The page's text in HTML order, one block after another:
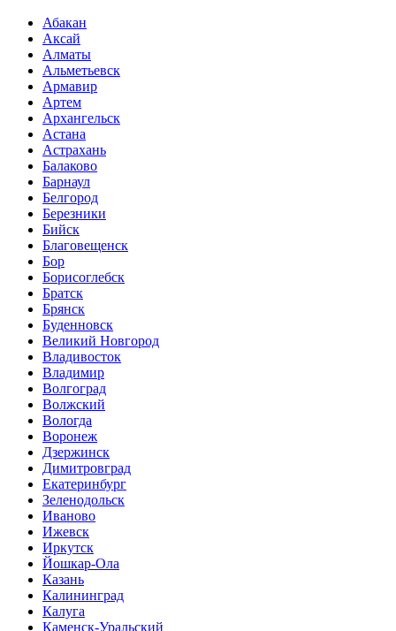
Абакан
Аксай
Алматы
Альметьевск
Армавир
Артем
Архангельск
Астана
Астрахань
Балаково
Барнаул
Белгород
Березники
Бийск
Благовещенск
Бор
Борисоглебск
Братск
Брянск
Буденновск
Великий Новгород
Владивосток
Владимир
Волгоград
Волжский
Вологда
Воронеж
Дзержинск
Димитровград
Екатеринбург
Зеленодольск
Иваново
Ижевск
Иркутск
Йошкар-Ола
Казань
Калининград
Калуга
Каменск-Уральский